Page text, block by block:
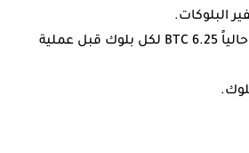
البلوكات.
: أول جهاز ينجح في حل المسألة يحصل على مكافأة مالية من البتكوين (حالياً 6.25 BTC لكل بلوك قبل عملية